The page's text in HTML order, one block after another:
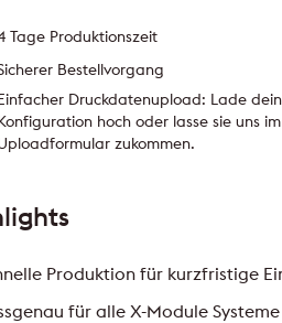
Tage Produktionszeit
Bestellvorgang
Druckdatenupload: Lade
hoch oder lasse sie uns
zukommen.
Produktion für kurzfristige
für alle X-Module